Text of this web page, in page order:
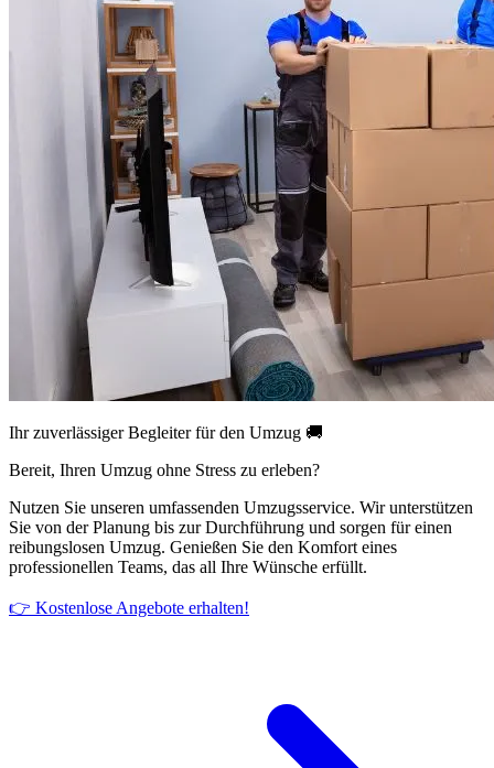
Ihr zuverlässiger Begleiter für den Umzug 🚚
Bereit, Ihren Umzug ohne Stress zu erleben?
Nutzen Sie unseren umfassenden Umzugsservice. Wir unterstützen
Sie von der Planung bis zur Durchführung und sorgen für einen
reibungslosen Umzug. Genießen Sie den Komfort eines
professionellen Teams, das all Ihre Wünsche erfüllt.
👉 Kostenlose Angebote erhalten!